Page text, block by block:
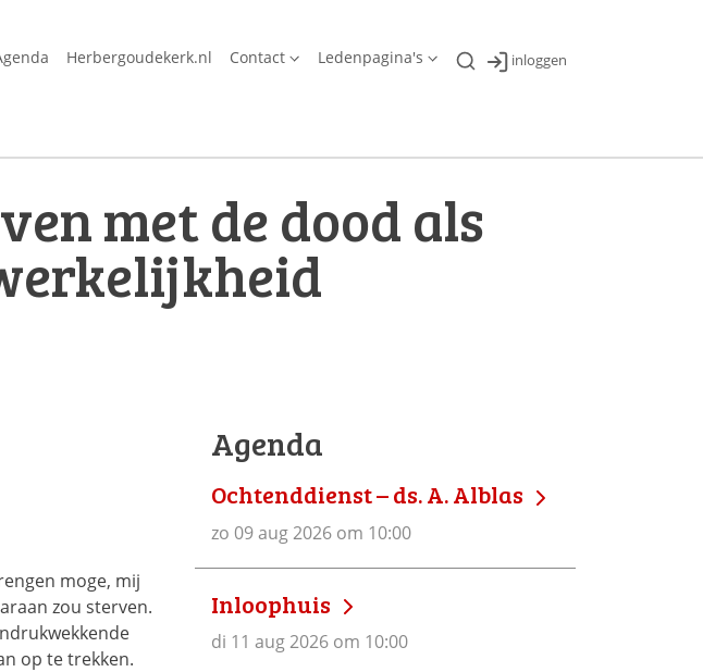
Herbergoudekerk.nl Contact Ledenpagina's inloggen
met de dood als
moge, mij
zou sterven.
op te trekken.
Agenda
Ochtenddienst – ds. A. Alblas
zo 09 aug 2026 om 10:00
Inloophuis
di 11 aug 2026 om 10:00